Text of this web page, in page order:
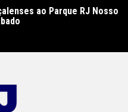
ao Parque RJ Nosso